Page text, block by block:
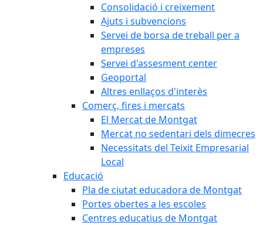
Consolidació i creixement
Ajuts i subvencions
Servei de borsa de treball per a
empreses
Servei d'assesment center
Geoportal
Altres enllaços d'interès
Comerç, fires i mercats
El Mercat de Montgat
Mercat no sedentari dels dimecres
Necessitats del Teixit Empresarial
Local
Educació
Pla de ciutat educadora de Montgat
Portes obertes a les escoles
Centres educatius de Montgat